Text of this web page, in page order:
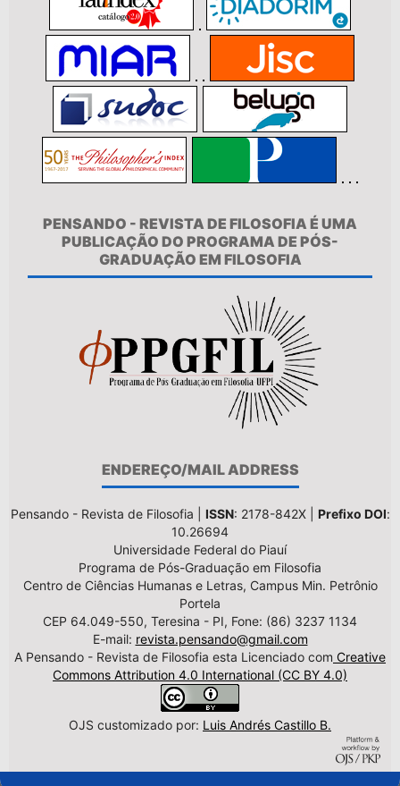
PENSANDO - REVISTA DE FILOSOFIA É UMA
PUBLICAÇÃO DO PROGRAMA DE PÓS-
GRADUAÇÃO EM FILOSOFIA
ENDEREÇO/MAIL ADDRESS
Pensando - Revista de Filosofia | ISSN: 2178-842X | Prefixo DOI:
10.26694
Universidade Federal do Piauí
Programa de Pós-Graduação em Filosofia
Centro de Ciências Humanas e Letras, Campus Min. Petrônio
Portela
CEP 64.049-550, Teresina - PI, Fone: (86) 3237 1134
E-mail: revista.pensando@gmail.com
A Pensando - Revista de Filosofia esta Licenciado com Creative
Commons Attribution 4.0 International (CC BY 4.0)
OJS customizado por: Luis Andrés Castillo B.